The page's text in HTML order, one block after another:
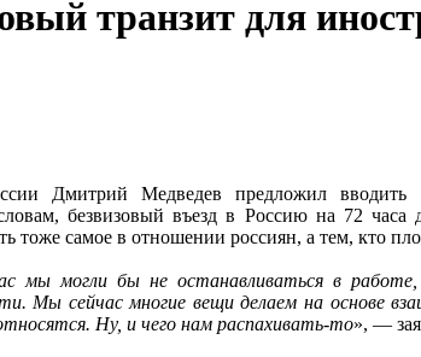
транзит для
Дмитрий Медведев предложил
безвизовый въезд в Россию на 72
тоже самое в отношении россиян, а тем, кто
мы могли бы не останавливаться в
Мы сейчас многие вещи делаем на основе
Ну, и чего нам распахивать-то», —